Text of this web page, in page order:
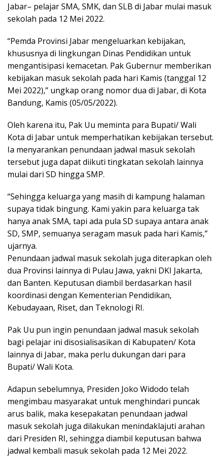
Jabar– pelajar SMA, SMK, dan SLB di Jabar mulai masuk
sekolah pada 12 Mei 2022.
“Pemda Provinsi Jabar mengeluarkan kebijakan,
khususnya di lingkungan Dinas Pendidikan untuk
mengantisipasi kemacetan. Pak Gubernur memberikan
kebijakan masuk sekolah pada hari Kamis (tanggal 12
Mei 2022),” ungkap orang nomor dua di Jabar, di Kota
Bandung, Kamis (05/05/2022).
Oleh karena itu, Pak Uu meminta para Bupati/ Wali
Kota di Jabar untuk memperhatikan kebijakan tersebut.
Ia menyarankan penundaan jadwal masuk sekolah
tersebut juga dapat diikuti tingkatan sekolah lainnya
mulai dari SD hingga SMP.
“Sehingga keluarga yang masih di kampung halaman
supaya tidak bingung. Kami yakin para keluarga tak
hanya anak SMA, tapi ada pula SD supaya antara anak
SD, SMP, semuanya seragam masuk pada hari Kamis,”
ujarnya.
Penundaan jadwal masuk sekolah juga diterapkan oleh
dua Provinsi lainnya di Pulau Jawa, yakni DKI Jakarta,
dan Banten. Keputusan diambil berdasarkan hasil
koordinasi dengan Kementerian Pendidikan,
Kebudayaan, Riset, dan Teknologi RI.
Pak Uu pun ingin penundaan jadwal masuk sekolah
bagi pelajar ini disosialisasikan di Kabupaten/ Kota
lainnya di Jabar, maka perlu dukungan dari para
Bupati/ Wali Kota.
Adapun sebelumnya, Presiden Joko Widodo telah
mengimbau masyarakat untuk menghindari puncak
arus balik, maka kesepakatan penundaan jadwal
masuk sekolah juga dilakukan menindaklajuti arahan
dari Presiden RI, sehingga diambil keputusan bahwa
jadwal kembali masuk sekolah pada 12 Mei 2022.